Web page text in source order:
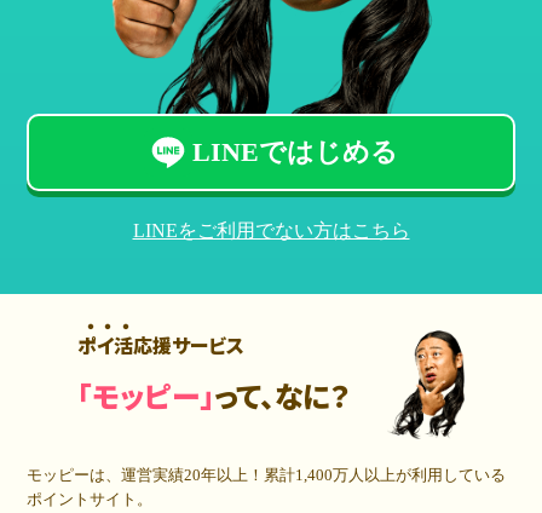
LINEではじめる
LINEをご利用でない方はこちら
ポイ活応援サービス
「モッピー」って、なに？
モッピーは、運営実績20年以上！累計1,400万人 以上が利用している
ポイントサイト。